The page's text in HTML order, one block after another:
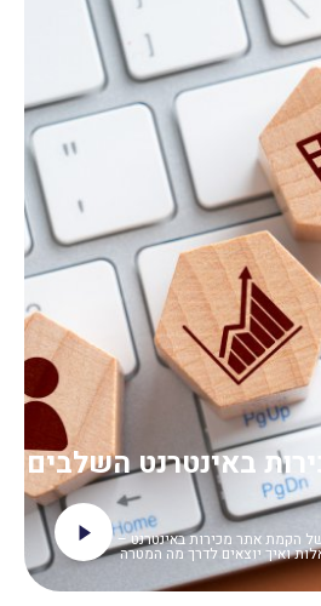
באינטרנט השלבים
הקמת אתר מכירות באינטרנט –
ואיך יוצאים לדרך מה המטרה